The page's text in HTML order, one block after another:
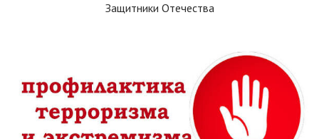
Защитники Отечества